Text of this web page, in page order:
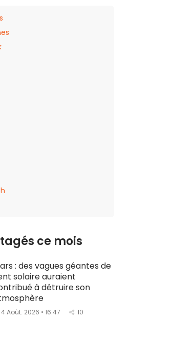
ce mois
: des vagues géantes de
solaire auraient
à détruire son
4 Août. 2026 • 16:47 10